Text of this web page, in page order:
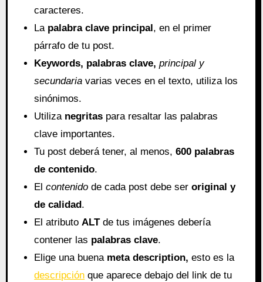
caracteres.
La palabra clave principal, en el primer
párrafo de tu post.
Keywords, palabras clave, principal y
secundaria varias veces en el texto, utiliza los
sinónimos.
Utiliza negritas para resaltar las palabras
clave importantes.
Tu post deberá tener, al menos, 600 palabras
de contenido.
Elcontenido de cada post debe ser original y
de calidad.
El atributoALTde tus imágenes debería
contener las palabras clave.
Elige una buena meta description,esto es la
descripción que aparece debajo del link de tu